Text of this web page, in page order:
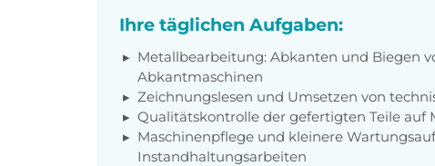
Ihre täglichen Aufgaben:
Metallbearbeitung: Abkanten und Biegen
Abkantmaschinen
Zeichnungslesen und Umsetzen von
Qualitätskontrolle der gefertigten Teile auf
Maschinenpflege und kleinere
Instandhaltungsarbeiten